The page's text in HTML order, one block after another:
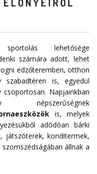
lehetősége
számára adott, lehet
edzőteremben, otthon
szabadtéren is, egyedül
csoportosan. Napjainkban
népszerűségnek
is, melyek
adódóan bárki
játszóterek, konditermek,
állnak a